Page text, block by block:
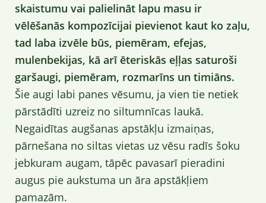
skaistumu vai palielināt lapu masu ir
vēlēšanās kompozīcijai pievienot kaut ko zaļu,
tad laba izvēle būs, piemēram, efejas,
mulenbekijas, kā arī ēteriskās eļļas saturoši
garšaugi, piemēram, rozmarīns un timiāns.
Šie augi labi panes vēsumu, ja vien tie netiek
pārstādīti uzreiz no siltumnīcas laukā.
Negaidītas augšanas apstākļu izmaiņas,
pārnešana no siltas vietas uz vēsu radīs šoku
jebkuram augam, tāpēc pavasarī pieradini
augus pie aukstuma un āra apstākļiem
pamazām.